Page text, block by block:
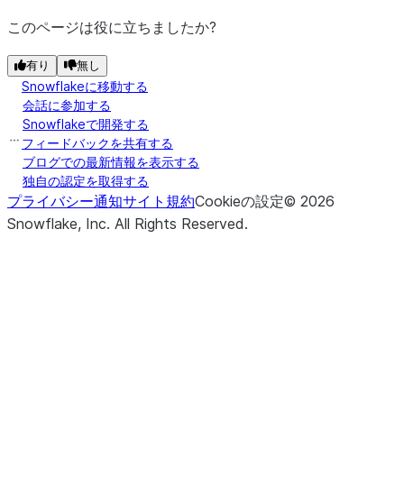
このページは役に立ちましたか?
有り 無し
Snowflakeに移動する
会話に参加する
Snowflakeで開発する
フィードバックを共有する
ブログでの最新情報を表示する
独自の認定を取得する
プライバシー通知サイト規約Cookieの設定© 2026
Snowflake, Inc. All Rights Reserved.